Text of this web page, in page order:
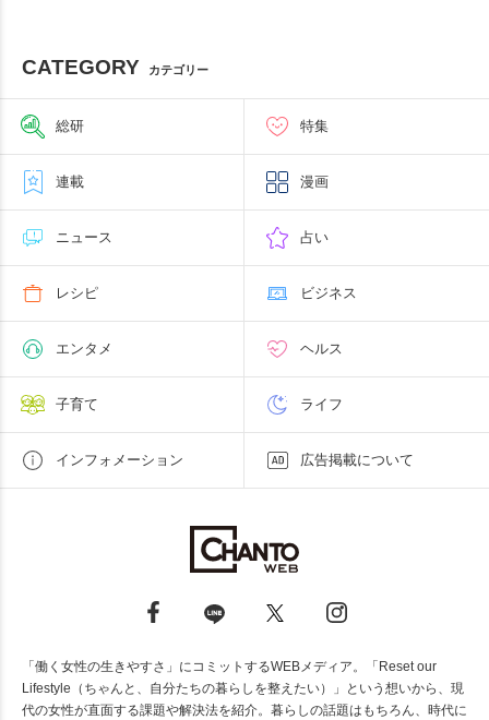
CATEGORY カテゴリー
総研 特集
連載 漫画
ニュース 占い
レシピ ビジネス
エンタメ ヘルス
子育て ライフ
インフォメーション 広告掲載について
「働く女性の生きやすさ」にコミットするWEBメディア。「Reset our
Lifestyle（ちゃんと、自分たちの暮らしを整えたい）」という想いから、現
代の女性が直面する課題や解決法を紹介。暮らしの話題はもちろん、時代に